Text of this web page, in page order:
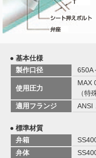
● 基本仕様
製作口径
650A
使用圧力
MAX
（特
適用フランジ
ANSI
● 標準材質
弁箱
弁体